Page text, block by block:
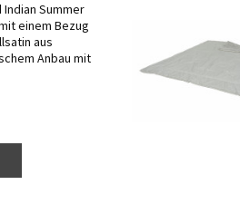
Summer
einem Bezug
aus
Anbau mit
einem...